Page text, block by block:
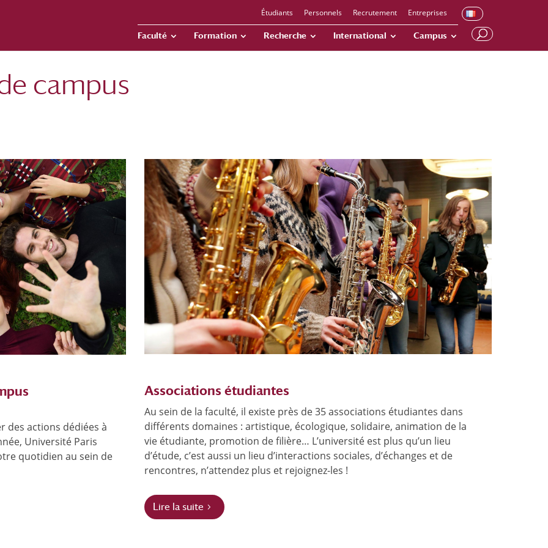
Étudiants Personnels Recrutement Entreprises
Faculté Formation Recherche International Campus
campus
des actions dédiées à
Université Paris
quotidien au sein de
Associations étudiantes
Au sein de la faculté, il existe près de 35 associations étudiantes dans
différents domaines : artistique, écologique, solidaire, animation de la
vie étudiante, promotion de filière… L’université est plus qu’un lieu
d’étude, c’est aussi un lieu d’interactions sociales, d’échanges et de
rencontres, n’attendez plus et rejoignez-les !
Lire la suite